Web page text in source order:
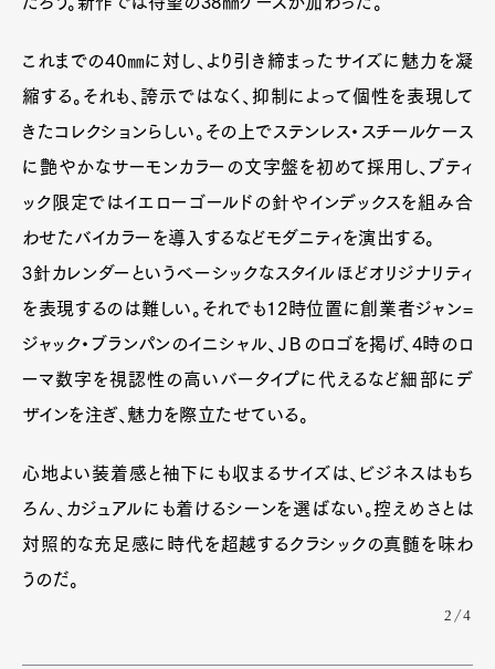
これまでの40㎜に対し、より引き締まったサイズに魅力を凝
縮する。それも、誇示ではなく、抑制によって個性を表現して
きたコレクションらしい。その上でステンレス・スチールケース
に艶やかなサーモンカラーの文字盤を初めて採用し、ブティ
ック限定ではイエローゴールドの針やインデックスを組み合
わせたバイカラーを導入するなどモダニティを演出する。
3針カレンダーというベーシックなスタイルほどオリジナリティ
を表現するのは難しい。それでも12時位置に創業者ジャン=
ジャック・ブランパンのイニシャル、ＪＢのロゴを掲げ、4時のロ
ーマ数字を視認性の高いバータイプに代えるなど細部にデ
ザインを注ぎ、魅力を際立たせている。
心地よい装着感と袖下にも収まるサイズは、ビジネスはもち
ろん、カジュアルにも着けるシーンを選ばない。控えめさとは
対照的な充足感に時代を超越するクラシックの真髄を味わ
うのだ。
2/4